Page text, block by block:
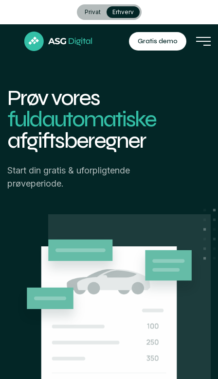
Privat Erhverv
Gratis demo
Prøv vores
fuldautomatiske
afgiftsberegner
Start din gratis & uforpligtende
prøveperiode.